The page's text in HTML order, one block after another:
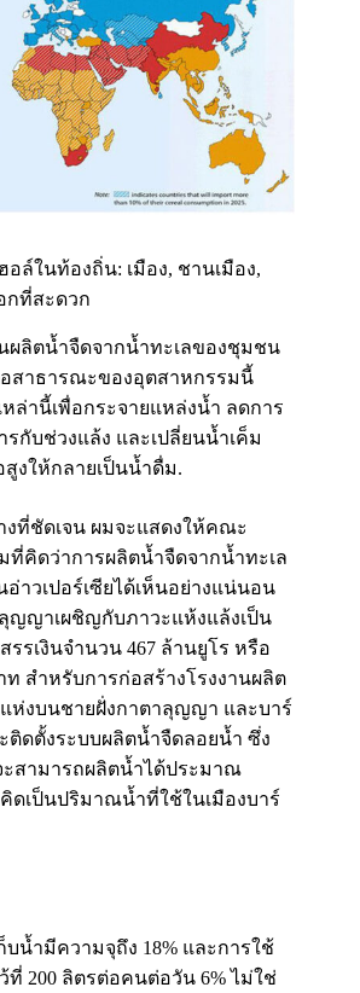
ล์ในท้องถิ่น: เมือง, ชานเมือง,
กที่สะดวก
ผลิตน้ำจืดจากน้ำทะเลของชุมชน
อสาธารณะของอุตสาหกรรมนี้
หล่านี้เพื่อกระจายแหล่งน้ำ ลดการ
กับช่วงแล้ง และเปลี่ยนน้ำเค็ม
งให้กลายเป็นน้ำดื่ม.
งที่ชัดเจน ผมจะแสดงให้คณะ
ที่คิดว่าการผลิตน้ำจืดจากน้ำทะเล
อ่าวเปอร์เซียได้เห็นอย่างแน่นอน
ญญาเผชิญกับภาวะแห้งแล้งเป็น
รรเงินจำนวน 467 ล้านยูโร หรือ
สำหรับการก่อสร้างโรงงานผลิต
ห่งบนชายฝั่งกาตาลุญญา และบาร์
ติดตั้งระบบผลิตน้ำจืดลอยน้ำ ซึ่ง
ะสามารถผลิตน้ำได้ประมาณ
คิดเป็นปริมาณน้ำที่ใช้ในเมืองบาร์
บน้ำมีความจุถึง 18% และการใช้
ที่ 200 ลิตรต่อคนต่อวัน 6% ไม่ใช่